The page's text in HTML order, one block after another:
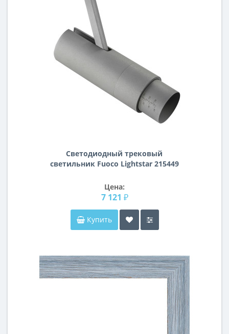
Светодиодный трековый
светильник Fuoco Lightstar 215449
Цена:
7 121 ₽
Купить